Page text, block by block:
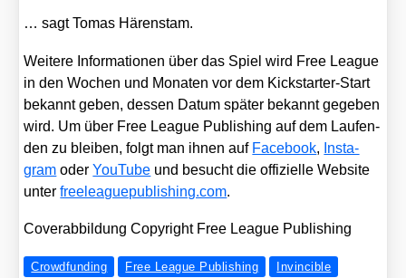
… sagt Tomas Hären­s­tam.
Wei­te­re Infor­ma­tio­nen über das Spiel wird Free League
in den Wochen und Mona­ten vor dem Kick­star­ter-Start
bekannt geben, des­sen Datum spä­ter bekannt gege­ben
wird. Um über Free League Publi­shing auf dem Lau­fen­
den zu blei­ben, folgt man ihnen auf Face­book, Insta­
gram oderYou­Tube und besucht die offi­zi­el­le Web­site
unterfree​le​ague​pu​bli​shing​.com.
Cover­ab­bil­dung Copy­right Free League Publi­shing
Crowdfunding Free League Publishing
Invincible